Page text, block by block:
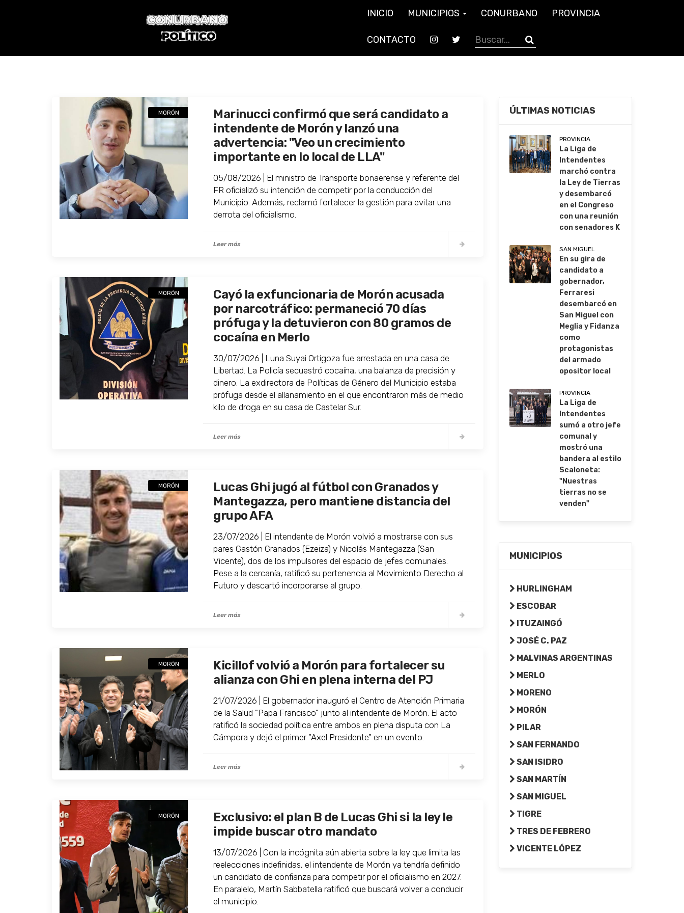
INICIO MUNICIPIOS CONURBANO PROVINCIA
CONTACTO
MORÓN
Marinucci confirmó que será candidato a
intendente de Morón y lanzó una
advertencia: "Veo un crecimiento
importante en lo local de LLA"
05/08/2026 | El ministro de Transporte bonaerense y referente del
FR oficializó su intención de competir por la conducción del
Municipio. Además, reclamó fortalecer la gestión para evitar una
derrota del oficialismo.
Leer más
MORÓN
Cayó la exfuncionaria de Morón acusada
por narcotráfico: permaneció 70 días
prófuga y la detuvieron con 80 gramos de
cocaína en Merlo
30/07/2026 | Luna Suyai Ortigoza fue arrestada en una casa de
Libertad. La Policía secuestró cocaína, una balanza de precisión y
dinero. La exdirectora de Políticas de Género del Municipio estaba
prófuga desde el allanamiento en el que encontraron más de medio
kilo de droga en su casa de Castelar Sur.
Leer más
MORÓN
Lucas Ghi jugó al fútbol con Granados y
Mantegazza, pero mantiene distancia del
grupo AFA
23/07/2026 | El intendente de Morón volvió a mostrarse con sus
pares Gastón Granados (Ezeiza) y Nicolás Mantegazza (San
Vicente), dos de los impulsores del espacio de jefes comunales.
Pese a la cercanía, ratificó su pertenencia al Movimiento Derecho al
Futuro y descartó incorporarse al grupo.
Leer más
MORÓN
Kicillof volvió a Morón para fortalecer su
alianza con Ghi en plena interna del PJ
21/07/2026 | El gobernador inauguró el Centro de Atención Primaria
de la Salud "Papa Francisco" junto al intendente de Morón. El acto
ratificó la sociedad política entre ambos en plena disputa con La
Cámpora y dejó el primer "Axel Presidente" en un evento.
Leer más
MORÓN
Exclusivo: el plan B de Lucas Ghi si la ley le
impide buscar otro mandato
13/07/2026 | Con la incógnita aún abierta sobre la ley que limita las
reelecciones indefinidas, el intendente de Morón ya tendría definido
un candidato de confianza para competir por el oficialismo en 2027.
En paralelo, Martín Sabbatella ratificó que buscará volver a conducir
el municipio.
ÚLTIMAS NOTICIAS
PROVINCIA
La Liga de
Intendentes
marchó contra
la Ley de Tierras
y desembarcó
en el Congreso
con una reunión
con senadores K
SAN MIGUEL
En su gira de
candidato a
gobernador,
Ferraresi
desembarcó en
San Miguel con
Meglia y Fidanza
como
protagonistas
del armado
opositor local
PROVINCIA
La Liga de
Intendentes
sumó a otro jefe
comunal y
mostró una
bandera al estilo
Scaloneta:
"Nuestras
tierras no se
venden"
MUNICIPIOS
HURLINGHAM
ESCOBAR
ITUZAINGÓ
JOSÉ C. PAZ
MALVINAS ARGENTINAS
MERLO
MORENO
MORÓN
PILAR
SAN FERNANDO
SAN ISIDRO
SAN MARTÍN
SAN MIGUEL
TIGRE
TRES DE FEBRERO
VICENTE LÓPEZ